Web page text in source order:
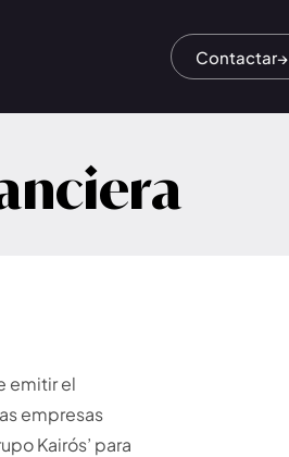
Contactar→
emitir el
empresas
Kairós’ para